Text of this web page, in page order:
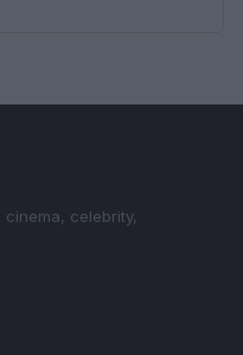
celebrity,